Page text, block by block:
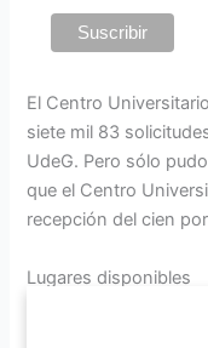
El Centro
siete mil 83
UdeG. Pero sólo
que el Centro
recepción del cien
Lugares disponibles
Pese a que sólo
CUSur tiene lugares